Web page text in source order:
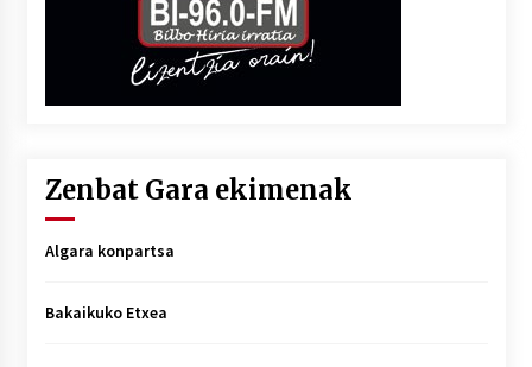
Zenbat Gara ekimenak
Algara konpartsa
Bakaikuko Etxea